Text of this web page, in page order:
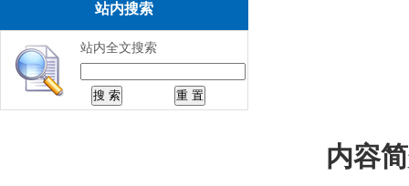
站内搜索
站内全文搜索
内容